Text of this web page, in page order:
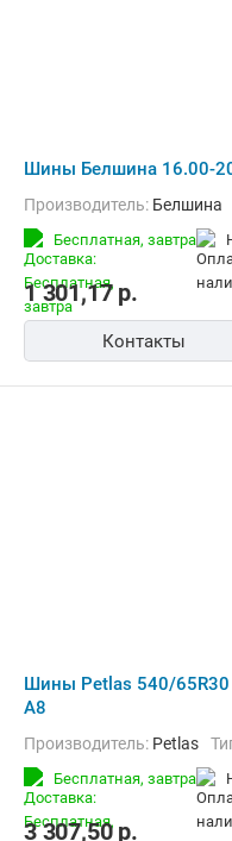
Шины Белшина 16.00-
Производитель: Белшина
Бесплатная, завтра
1 301,17р.
Контакты
Шины Petlas 540/65R30
A8
Производитель: Petlas
Бесплатная, завтра
3 307,50р.